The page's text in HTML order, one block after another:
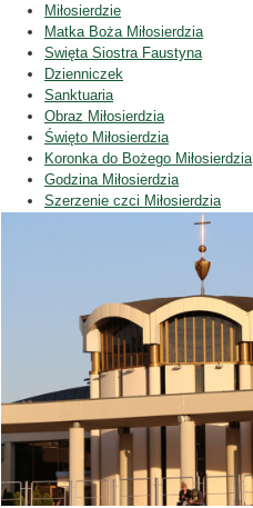
Miłosierdzie
Matka Boża Miłosierdzia
Swięta Siostra Faustyna
Dzienniczek
Sanktuaria
Obraz Miłosierdzia
Święto Miłosierdzia
Koronka do Bożego Miłosierdzia
Godzina Miłosierdzia
Szerzenie czci Miłosierdzia